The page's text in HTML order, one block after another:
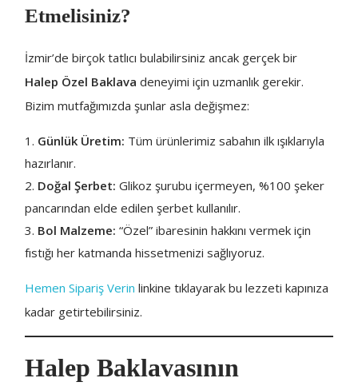
Etmelisiniz?
İzmir’de birçok tatlıcı bulabilirsiniz ancak gerçek bir
Halep Özel Baklava deneyimi için uzmanlık gerekir.
Bizim mutfağımızda şunlar asla değişmez:
Günlük Üretim: Tüm ürünlerimiz sabahın ilk ışıklarıyla
hazırlanır.
Doğal Şerbet: Glikoz şurubu içermeyen, %100 şeker
pancarından elde edilen şerbet kullanılır.
Bol Malzeme: “Özel” ibaresinin hakkını vermek için
fıstığı her katmanda hissetmenizi sağlıyoruz.
Hemen Sipariş Verin linkine tıklayarak bu lezzeti kapınıza
kadar getirtebilirsiniz.
Halep Baklavasının